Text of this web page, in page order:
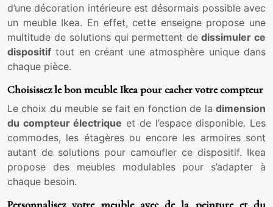
d’une décoration intérieure est désormais possible avec
un meuble Ikea. En effet, cette enseigne propose une
multitude de solutions qui permettent de dissimuler ce
dispositif tout en créant une atmosphère unique dans
chaque pièce.
Choisissez le bon meuble Ikea pour cacher votre compteur
Le choix du meuble se fait en fonction de la dimension
du compteur électrique et de l’espace disponible. Les
commodes, les étagères ou encore les armoires sont
autant de solutions pour camoufler ce dispositif. Ikea
propose des meubles modulables pour s’adapter à
chaque besoin.